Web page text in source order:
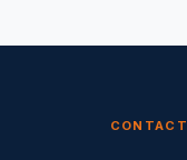
CONTACT